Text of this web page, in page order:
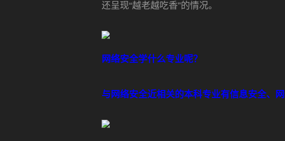
还呈现“越老越吃香”的情况。
网络安全学什么专业呢？
与网络安全近相关的本科专业有信息安全、